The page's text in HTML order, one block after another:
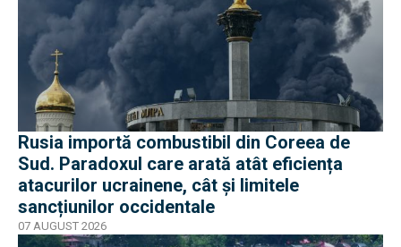
Rusia importă combustibil din Coreea de
Sud. Paradoxul care arată atât eficiența
atacurilor ucrainene, cât și limitele
sancțiunilor occidentale
07 AUGUST 2026